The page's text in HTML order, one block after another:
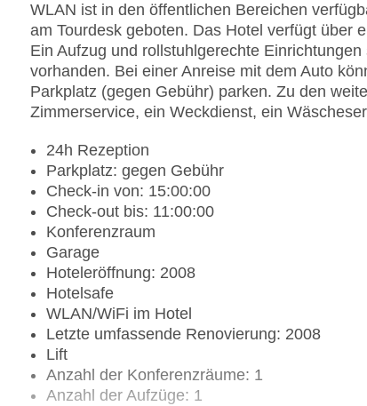
WLAN ist in den öffentlichen Bereichen
am Tourdesk geboten. Das Hotel verfügt über
Ein Aufzug und rollstuhlgerechte
vorhanden. Bei einer Anreise mit dem Auto
Parkplatz (gegen Gebühr) parken. Zu den
Zimmerservice, ein Weckdienst, ein
24h Rezeption
Parkplatz: gegen Gebühr
Check-in von: 15:00:00
Check-out bis: 11:00:00
Konferenzraum
Garage
Hoteleröffnung: 2008
Hotelsafe
WLAN/WiFi im Hotel
Letzte umfassende Renovierung: 2008
Lift
Anzahl der Konferenzräume: 1
Anzahl der Aufzüge: 1